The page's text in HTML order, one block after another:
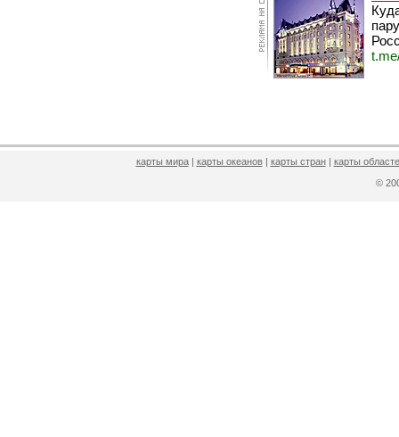
карты мира| карты океанов| карты стран| карты
©